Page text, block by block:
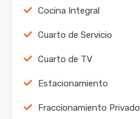
Cocina Integral
Cuarto de Servicio
Cuarto de TV
Estacionamiento
Fraccionamiento Privado